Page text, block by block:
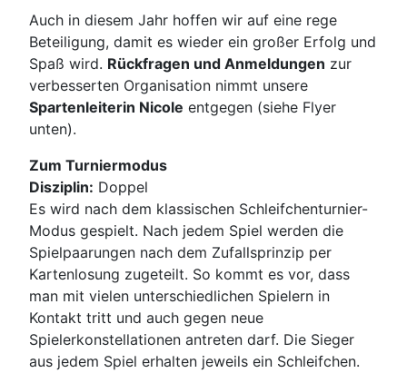
Auch in diesem Jahr hoffen wir auf eine rege
Beteiligung, damit es wieder ein großer Erfolg und
Spaß wird. Rückfragen und Anmeldungen zur
verbesserten Organisation nimmt unsere
Spartenleiterin Nicole entgegen (siehe Flyer
unten).
Zum Turniermodus
Disziplin: Doppel
Es wird nach dem klassischen Schleifchenturnier-
Modus gespielt. Nach jedem Spiel werden die
Spielpaarungen nach dem Zufallsprinzip per
Kartenlosung zugeteilt. So kommt es vor, dass
man mit vielen unterschiedlichen Spielern in
Kontakt tritt und auch gegen neue
Spielerkonstellationen antreten darf. Die Sieger
aus jedem Spiel erhalten jeweils ein Schleifchen.